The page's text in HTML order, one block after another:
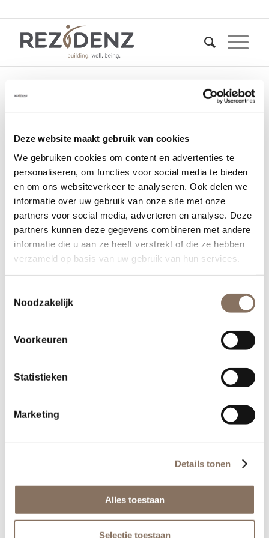
Deze website maakt gebruik van cookies
We gebruiken cookies om content en advertenties te
personaliseren, om functies voor social media te bieden
en om ons websiteverkeer te analyseren. Ook delen we
informatie over uw gebruik van onze site met onze
partners voor social media, adverteren en analyse. Deze
partners kunnen deze gegevens combineren met andere
informatie die u aan ze heeft verstrekt of die ze hebben
verzameld op basis van uw gebruik van hun services.
Noodzakelijk
Voorkeuren
Statistieken
Marketing
Details tonen
Alles toestaan
Selectie toestaan
entree-foto-l-aarts
25 oktober 2016
Deel dit stuk